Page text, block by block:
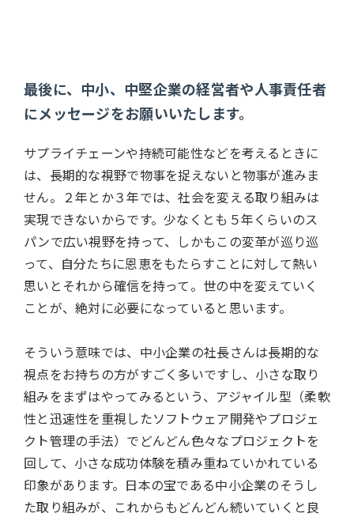
最後に、中小、中堅企業の経営者や人事責任者
にメッセージをお願いいたします。
サプライチェーンや持続可能性などを考えるときに
は、長期的な視野で物事を捉えないと物事が進みま
せん。２年とか３年では、社会を変える取り組みは
実現できないからです。少なくとも５年くらいのス
パンで広い視野を持って、しかもこの変革が巡り巡
って、自分たちに恩恵をもたらすことに対して熱い
思いとそれから確信を持って。世の中を変えていく
ことが、絶対に必要になっていると思います。
そういう意味では、中小企業の社長さんは長期的な
視点をお持ちの方がすごく多いですし、小さな取り
組みをまずはやってみるという、アジャイル型（柔軟
性と迅速性を重視したソフトウェア開発やプロジェ
クト管理の手法）でどんどん色々なプロジェクトを
回して、小さな成功体験を積み重ねていかれている
印象があります。日本の宝である中小企業のそうし
た取り組みが、これからもどんどん続いていくと良